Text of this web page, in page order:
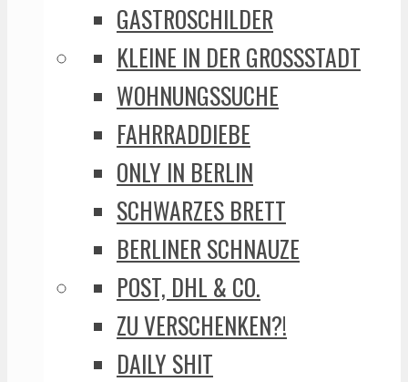
GASTROSCHILDER
KLEINE IN DER GROSSSTADT
WOHNUNGSSUCHE
FAHRRADDIEBE
ONLY IN BERLIN
SCHWARZES BRETT
BERLINER SCHNAUZE
POST, DHL & CO.
ZU VERSCHENKEN?!
DAILY SHIT